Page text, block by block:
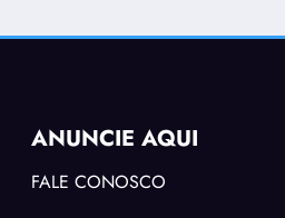
ANUNCIE AQUI
FALE CONOSCO